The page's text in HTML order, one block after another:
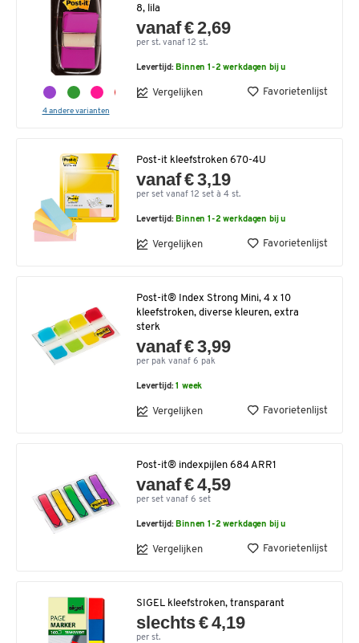
4 andere varianten
8, lila
vanaf € 2,69
per st. vanaf 12 st.
Levertijd: Binnen 1-2 werkdagen bij u
Vergelijken Favorietenlijst
Post-it kleefstroken 670-4U
vanaf € 3,19
per set vanaf 12 set à 4 st.
Levertijd: Binnen 1-2 werkdagen bij u
Vergelijken Favorietenlijst
Post-it® Index Strong Mini, 4 x 10
kleefstroken, diverse kleuren, extra
sterk
vanaf € 3,99
per pak vanaf 6 pak
Levertijd:1 week
Vergelijken Favorietenlijst
Post-it® indexpijlen 684 ARR1
vanaf € 4,59
per set vanaf 6 set
Levertijd: Binnen 1-2 werkdagen bij u
Vergelijken Favorietenlijst
SIGEL kleefstroken, transparant
slechts € 4,19
per st.